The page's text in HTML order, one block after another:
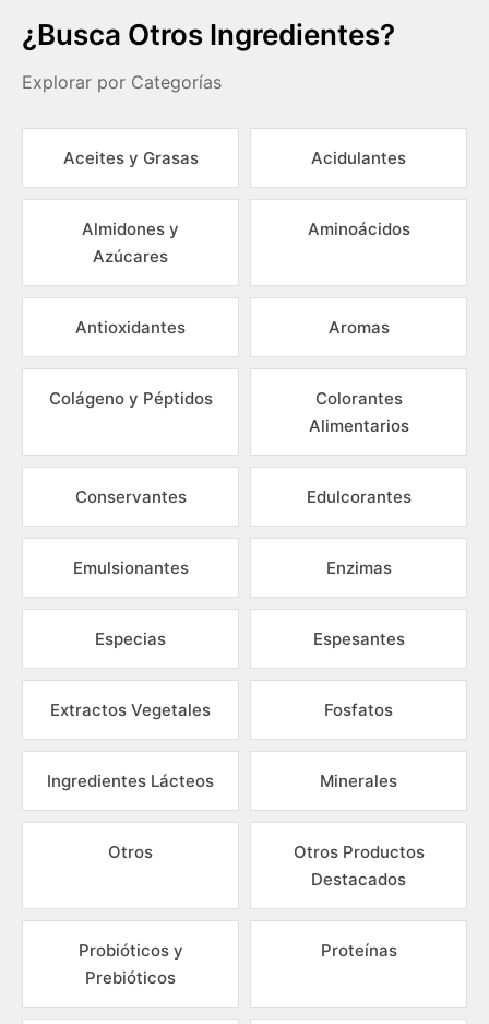
¿Busca Otros Ingredientes?
Explorar por Categorías
Aceites y Grasas Acidulantes
Almidones y
Azúcares
Aminoácidos
Antioxidantes Aromas
Colágeno y Péptidos
Colorantes
Alimentarios
Conservantes Edulcorantes
Emulsionantes Enzimas
Especias Espesantes
Extractos Vegetales Fosfatos
Ingredientes Lácteos Minerales
Otros
Otros Productos
Destacados
Probióticos y
Prebióticos
Proteínas